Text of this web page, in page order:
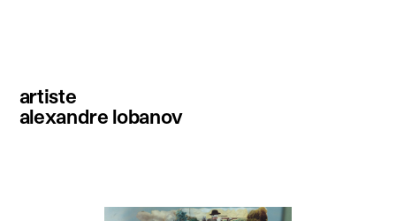
artiste
alexandre lobanov